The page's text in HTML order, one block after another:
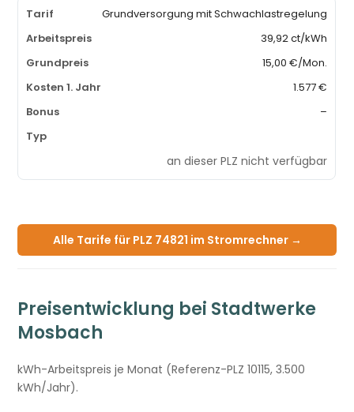
Grundversorgung mit Schwachlastregelung
39,92 ct/kWh
15,00 €/Mon.
1.577 €
–
an dieser PLZ nicht verfügbar
Alle Tarife für PLZ 74821 im Stromrechner →
Preisentwicklung bei Stadtwerke
Mosbach
kWh-Arbeitspreis je Monat (Referenz-PLZ 10115, 3.500
kWh/Jahr).